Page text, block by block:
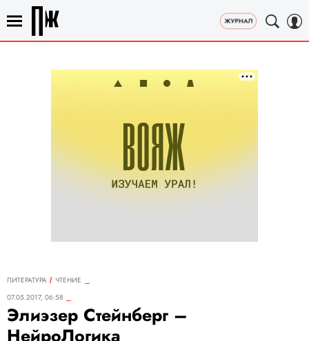
ЛИТЕРАТУРА
ЧТЕНИЕ
07.05.2017, 06:58
Элиэзер Стейнберг –
НейроЛогика